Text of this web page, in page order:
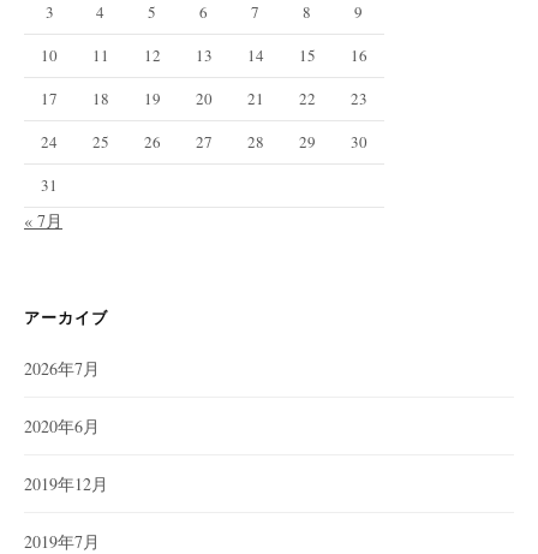
3
4 5 6 7 8
9
10
11 12 13 14 15
16
17
18 19 20 21 22
23
24
25 26 27 28 29
30
31
« 7月
アーカイブ
2026年7月
2020年6月
2019年12月
2019年7月